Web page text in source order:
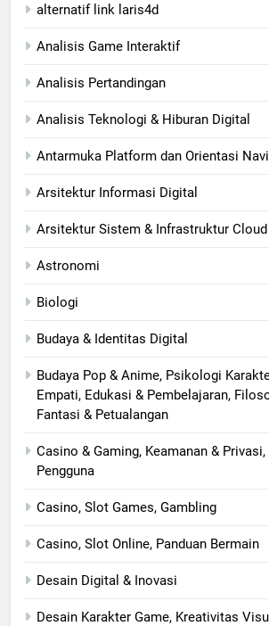
alternatif link laris4d
Analisis Game Interaktif
Analisis Pertandingan
Analisis Teknologi & Hiburan Digital
Antarmuka Platform dan Orientasi
Arsitektur Informasi Digital
Arsitektur Sistem & Infrastruktur Cloud
Astronomi
Biologi
Budaya & Identitas Digital
Budaya Pop & Anime, Psikologi
Empati, Edukasi & Pembelajaran,
Fantasi & Petualangan
Casino & Gaming, Keamanan & Privasi,
Pengguna
Casino, Slot Games, Gambling
Casino, Slot Online, Panduan Bermain
Desain Digital & Inovasi
Desain Karakter Game, Kreativitas